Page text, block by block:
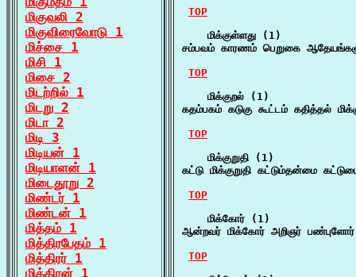
மிகுவலி 2
மிகுவிரைவோடு 1
மிச்சை 1
மிசி 1
மிசை 2
மிடற்றில் 1
மிடறு 2
மிடா 2
மிடி 3
மிடியன் 1
மிடியாளன் 1
மிடைதூறு 2
மிண்டர் 1
மிண்டன் 1
மித்தம் 1
மித்திரபேதம் 1
மித்திரர் 1
மித்திரன் 1
TOP
    மிக்குள்ளது (1)
சம்பவம் காரணம் பெறுகை
TOP
    மிக்குறல் (1)
கதம்பகம் கடுகு கூட்டம் கதித்தல்
TOP
    மிக்குறுதி (1)
கட்டு மிக்குறுதி கட்டும்தன்மை
TOP
    மிக்கோர் (1)
ஆன்றவர் மிக்கோர் அறிஞர்
TOP